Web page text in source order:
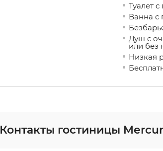
Туалет
Ванна с
Душ с
или без
Низкая
Контакты гостиницы